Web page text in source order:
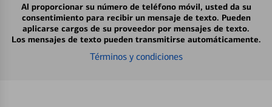
Al proporcionar su número de teléfono móvil, usted da su
consentimiento para recibir un mensaje de texto. Pueden
aplicarse cargos de su proveedor por mensajes de texto.
Los mensajes de texto pueden transmitirse automáticamente.
Términos y condiciones